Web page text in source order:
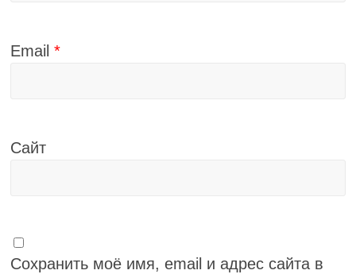
Email*
Сайт
Сохранить моё имя, email и адрес сайта в